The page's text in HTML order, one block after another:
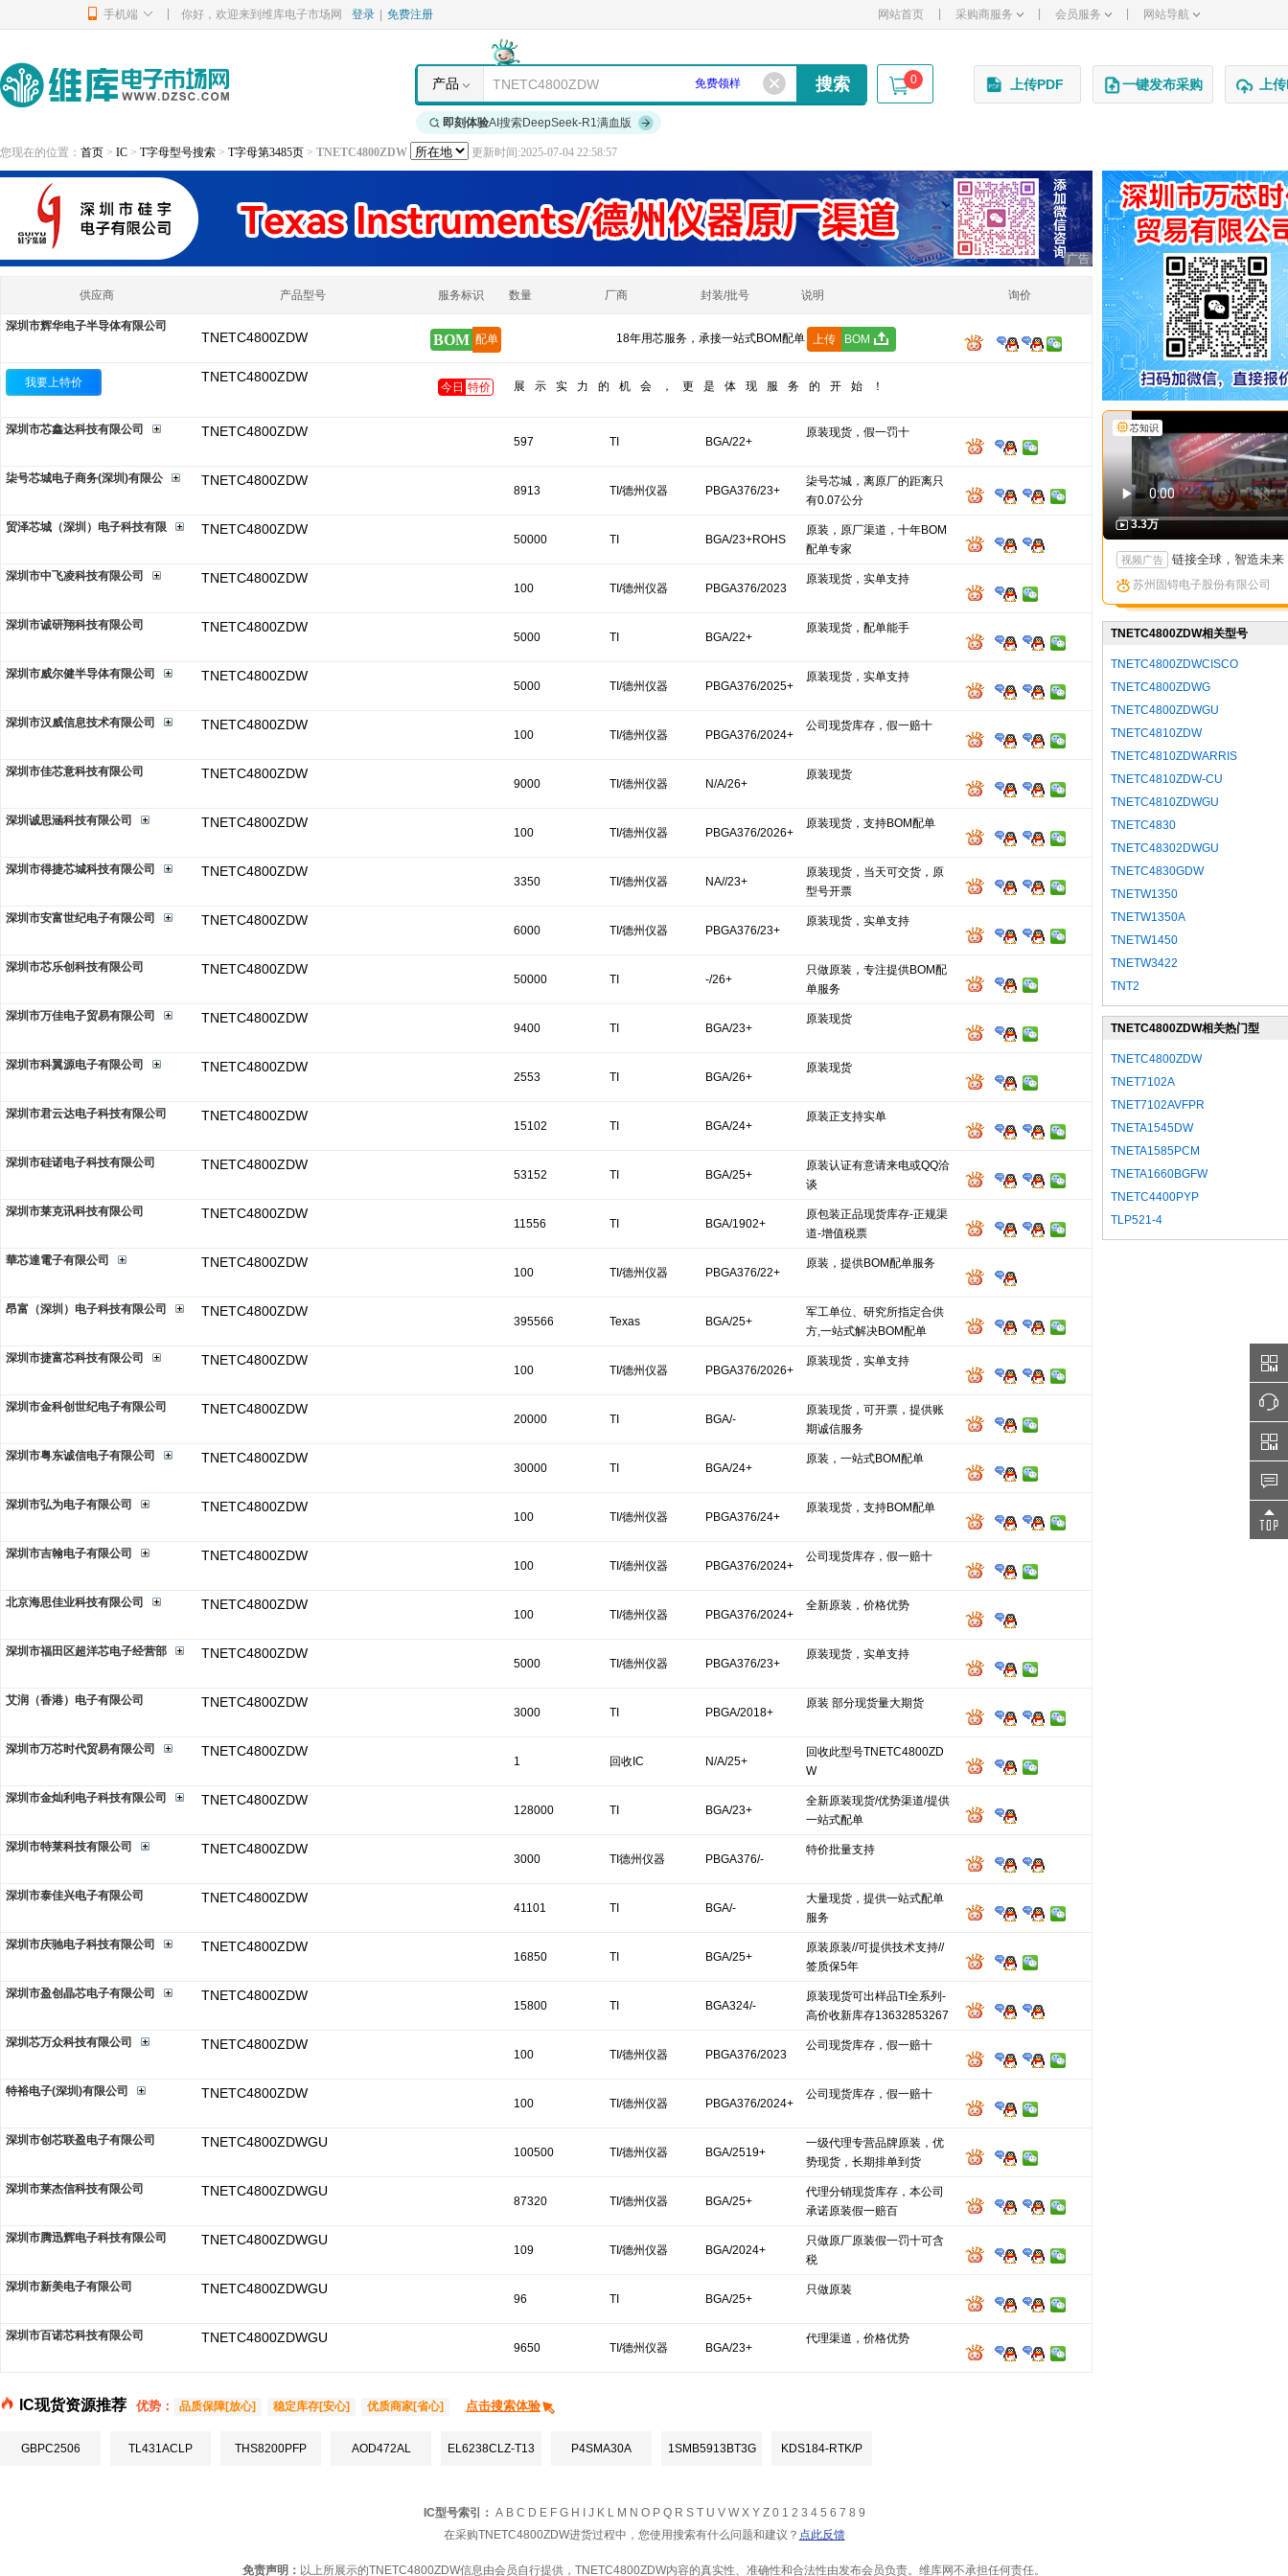
手机端 你好，欢迎来到维库电子市场网 登录 免费注册 网站首页 采购商服务 会员服务 网站导航
产品 免费领样 0
即刻体验AI搜索DeepSeek-R1满血版
上传PDF 一键发布采购 上
您现在的位置： 首页 > IC > T字母型号搜索 > T字母第3485页 > TNETC4800ZDW 更新时间:2025-07-04 22:58:57
广告
供应商 产品型号 服务标识 数量 厂商 封装/批号 说明 询价
深圳市辉华电子半导体有限公司
TNETC4800ZDW BOM 配单 18年用芯服务，承接一站式BOM配单 上传 BOM
我要上特价 TNETC4800ZDW
今日 特价 展示实力的机会，更是体现服务的开始！
深圳市芯鑫达科技有限公司 TNETC4800ZDW
597 TI BGA/22+
原装现货，假一罚十
柒号芯城电子商务(深圳)有限公 TNETC4800ZDW
8913 TI/德州仪器 PBGA376/23+
柒号芯城，离原厂的距离只
有0.07公分
贸泽芯城（深圳）电子科技有限
TNETC4800ZDW
50000 TI BGA/23+ROHS
原装，原厂渠道，十年BOM
配单专家
深圳市中飞凌科技有限公司
TNETC4800ZDW
100 TI/德州仪器 PBGA376/2023
原装现货，实单支持
深圳市诚研翔科技有限公司 TNETC4800ZDW
5000 TI BGA/22+
原装现货，配单能手
深圳市威尔健半导体有限公司 TNETC4800ZDW
5000 TI/德州仪器 PBGA376/2025+
原装现货，实单支持
深圳市汉威信息技术有限公司 TNETC4800ZDW
100 TI/德州仪器 PBGA376/2024+
公司现货库存，假一赔十
深圳市佳芯意科技有限公司 TNETC4800ZDW
9000 TI/德州仪器 N/A/26+
原装现货
深圳诚思涵科技有限公司 TNETC4800ZDW
100 TI/德州仪器 PBGA376/2026+
原装现货，支持BOM配单
深圳市得捷芯城科技有限公司 TNETC4800ZDW
3350 TI/德州仪器 NA//23+
原装现货，当天可交货，原
型号开票
深圳市安富世纪电子有限公司
TNETC4800ZDW
6000 TI/德州仪器 PBGA376/23+
原装现货，实单支持
深圳市芯乐创科技有限公司 TNETC4800ZDW
50000 TI -/26+
只做原装，专注提供BOM配
单服务
深圳市万佳电子贸易有限公司
TNETC4800ZDW
9400 TI BGA/23+
原装现货
深圳市科翼源电子有限公司 TNETC4800ZDW
2553 TI BGA/26+
原装现货
深圳市君云达电子科技有限公司 TNETC4800ZDW
15102 TI BGA/24+
原装正支持实单
深圳市硅诺电子科技有限公司 TNETC4800ZDW
53152 TI BGA/25+
原装认证有意请来电或QQ洽
谈
深圳市莱克讯科技有限公司
TNETC4800ZDW
11556 TI BGA/1902+
原包装正品现货库存-正规渠
道-增值税票
華芯達電子有限公司
TNETC4800ZDW
100 TI/德州仪器 PBGA376/22+
原装，提供BOM配单服务
昂富（深圳）电子科技有限公司 TNETC4800ZDW
395566 Texas
Instruments/德州
BGA/25+
军工单位、研究所指定合供
方,一站式解决BOM配单
深圳市捷富芯科技有限公司
TNETC4800ZDW
100 TI/德州仪器 PBGA376/2026+
原装现货，实单支持
深圳市金科创世纪电子有限公司 TNETC4800ZDW
20000 TI BGA/-
原装现货，可开票，提供账
期诚信服务
深圳市粤东诚信电子有限公司
TNETC4800ZDW
30000 TI BGA/24+
原装，一站式BOM配单
深圳市弘为电子有限公司 TNETC4800ZDW
100 TI/德州仪器 PBGA376/24+
原装现货，支持BOM配单
深圳市吉翰电子有限公司 TNETC4800ZDW
100 TI/德州仪器 PBGA376/2024+
公司现货库存，假一赔十
北京海思佳业科技有限公司 TNETC4800ZDW
100 TI/德州仪器 PBGA376/2024+
全新原装，价格优势
深圳市福田区超洋芯电子经营部 TNETC4800ZDW
5000 TI/德州仪器 PBGA376/23+
原装现货，实单支持
艾润（香港）电子有限公司 TNETC4800ZDW
3000 TI PBGA/2018+
原装 部分现货量大期货
深圳市万芯时代贸易有限公司 TNETC4800ZDW
1 回收IC N/A/25+
回收此型号TNETC4800ZD
W
深圳市金灿利电子科技有限公司
TNETC4800ZDW
128000 TI BGA/23+
全新原装现货/优势渠道/提供
一站式配单
深圳市特莱科技有限公司
TNETC4800ZDW
3000 TI德州仪器 PBGA376/-
特价批量支持
深圳市泰佳兴电子有限公司 TNETC4800ZDW
41101 TI BGA/-
大量现货，提供一站式配单
服务
深圳市庆驰电子科技有限公司
TNETC4800ZDW
16850 TI BGA/25+
原装原装//可提供技术支持//
签质保5年
深圳市盈创晶芯电子有限公司
TNETC4800ZDW
15800 TI BGA324/-
原装现货可出样品TI全系列-
高价收新库存13632853267
深圳芯万众科技有限公司
TNETC4800ZDW
100 TI/德州仪器 PBGA376/2023
公司现货库存，假一赔十
特裕电子(深圳)有限公司 TNETC4800ZDW
100 TI/德州仪器 PBGA376/2024+
公司现货库存，假一赔十
深圳市创芯联盈电子有限公司 TNETC4800ZDWGU
100500 TI/德州仪器 BGA/2519+
一级代理专营品牌原装，优
势现货，长期排单到货
深圳市莱杰信科技有限公司
TNETC4800ZDWGU
87320 TI/德州仪器 BGA/25+
代理分销现货库存，本公司
承诺原装假一赔百
深圳市腾迅辉电子科技有限公司
TNETC4800ZDWGU
109 TI/德州仪器 BGA/2024+
只做原厂原装假一罚十可含
税
深圳市新美电子有限公司
TNETC4800ZDWGU
96 TI BGA/25+
只做原装
深圳市百诺芯科技有限公司 TNETC4800ZDWGU
9650 TI/德州仪器 BGA/23+
代理渠道，价格优势
IC现货资源推荐 优势： 品质保障[放心] 稳定库存[安心] 优质商家[省心] 点击搜索体验
GBPC2506 TL431ACLP THS8200PFP AOD472AL EL6238CLZ-T13 P4SMA30A 1SMB5913BT3G KDS184-RTK/P
芯知识
3.3万
视频广告 链接全球，智造未来：苏州固锝以创新矩阵亮相国际高端产
苏州固锝电子股份有限公司
TNETC4800ZDW相关型号
TNETC4800ZDWCISCO
TNETC4800ZDWG
TNETC4800ZDWGU
TNETC4810ZDW
TNETC4810ZDWARRIS
TNETC4810ZDW-CU
TNETC4810ZDWGU
TNETC4830
TNETC48302DWGU
TNETC4830GDW
TNETW1350
TNETW1350A
TNETW1450
TNETW3422
TNT2
TNETC4800ZDW相关热门型
号
TNETC4800ZDW
TNET7102A
TNET7102AVFPR
TNETA1545DW
TNETA1585PCM
TNETA1660BGFW
TNETC4400PYP
TLP521-4
IC型号索引： A B C D E F G H J K L M N O P Q R S T U V W X Y Z 0 1 2 3 4 5 6 7 8 9
在采购TNETC4800ZDW进货过程中，您使用搜索有什么问题和建议？ 点此反馈
免责声明： 以上所展示的TNETC4800ZDW信息由会员自行提供，TNETC4800ZDW内容的真实性、准确性和合法性由发布会员负责。维库网不承担任何责任。